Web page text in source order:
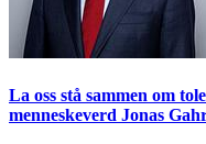
La oss stå sammen om
menneskeverd Jonas